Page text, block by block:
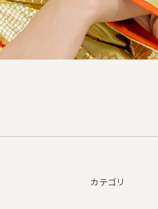
カテゴリ